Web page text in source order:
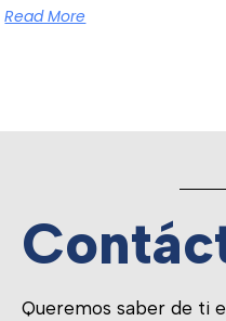
Read More
Queremos saber de ti